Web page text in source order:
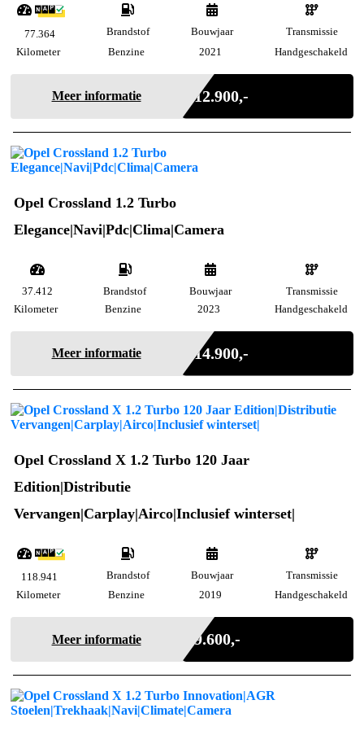
77.364
Kilometer
Brandstof
Benzine
Bouwjaar
2021
Transmissie
Handgeschakeld
Meer informatie € 12.900,-
Opel Crossland 1.2 Turbo
Elegance|Navi|Pdc|Clima|Camera
37.412
Kilometer
Brandstof
Benzine
Bouwjaar
2023
Transmissie
Handgeschakeld
Meer informatie € 14.900,-
Opel Crossland X 1.2 Turbo 120 Jaar
Edition|Distributie
Vervangen|Carplay|Airco|Inclusief winterset|
118.941
Kilometer
Brandstof
Benzine
Bouwjaar
2019
Transmissie
Handgeschakeld
Meer informatie € 9.600,-